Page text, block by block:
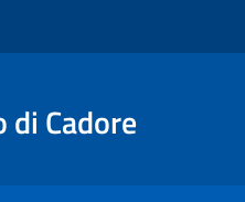
di Cadore